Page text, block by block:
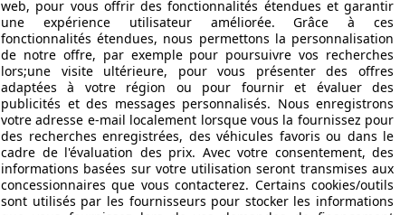
web, pour vous offrir des fonctionnalités étendues et garantir
une expérience utilisateur améliorée. Grâce à ces
fonctionnalités étendues, nous permettons la personnalisation
de notre offre, par exemple pour poursuivre vos recherches
lors;une visite ultérieure, pour vous présenter des offres
adaptées à votre région ou pour fournir et évaluer des
publicités et des messages personnalisés. Nous enregistrons
votre adresse e-mail localement lorsque vous la fournissez pour
des recherches enregistrées, des véhicules favoris ou dans le
cadre de l'évaluation des prix. Avec votre consentement, des
informations basées sur votre utilisation seront transmises aux
concessionnaires que vous contacterez. Certains cookies/outils
sont utilisés par les fournisseurs pour stocker les informations